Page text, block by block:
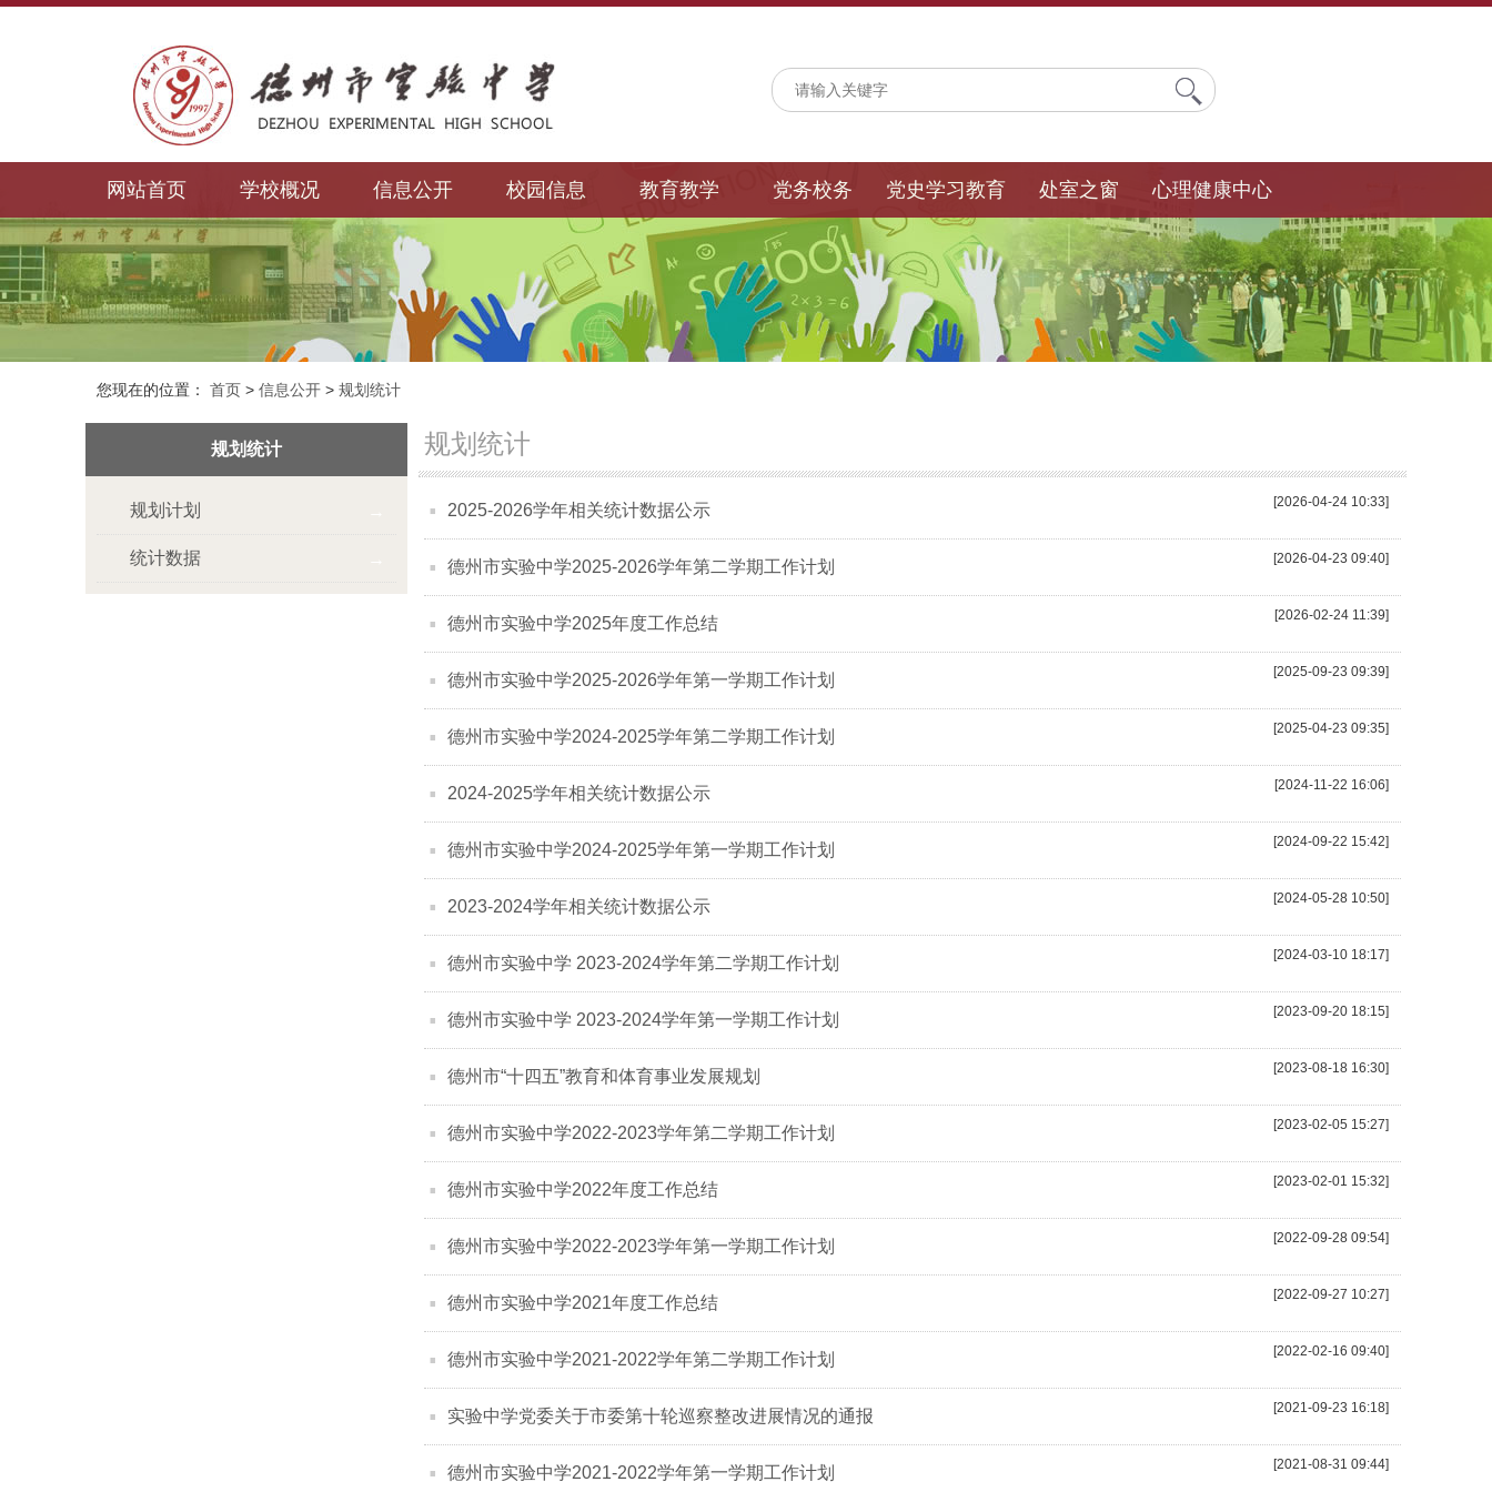
网站首页 学校概况 信息公开 校园信息 教育教学 党务校务 党史学习教育 处室之窗 心理健康中心
您现在的位置： 首页 > 信息公开 > 规划统计
规划统计
规划计划
统计数据
规划统计
[2026-04-24 10:33]
2025-2026学年相关统计数据公示
[2026-04-23 09:40]
德州市实验中学2025-2026学年第二学期工作计划
[2026-02-24 11:39]
德州市实验中学2025年度工作总结
[2025-09-23 09:39]
德州市实验中学2025-2026学年第一学期工作计划
[2025-04-23 09:35]
德州市实验中学2024-2025学年第二学期工作计划
[2024-11-22 16:06]
2024-2025学年相关统计数据公示
[2024-09-22 15:42]
德州市实验中学2024-2025学年第一学期工作计划
[2024-05-28 10:50]
2023-2024学年相关统计数据公示
[2024-03-10 18:17]
德州市实验中学 2023-2024学年第二学期工作计划
[2023-09-20 18:15]
德州市实验中学 2023-2024学年第一学期工作计划
[2023-08-18 16:30]
德州市“十四五”教育和体育事业发展规划
[2023-02-05 15:27]
德州市实验中学2022-2023学年第二学期工作计划
[2023-02-01 15:32]
德州市实验中学2022年度工作总结
[2022-09-28 09:54]
德州市实验中学2022-2023学年第一学期工作计划
[2022-09-27 10:27]
德州市实验中学2021年度工作总结
[2022-02-16 09:40]
德州市实验中学2021-2022学年第二学期工作计划
[2021-09-23 16:18]
实验中学党委关于市委第十轮巡察整改进展情况的通报
[2021-08-31 09:44]
德州市实验中学2021-2022学年第一学期工作计划